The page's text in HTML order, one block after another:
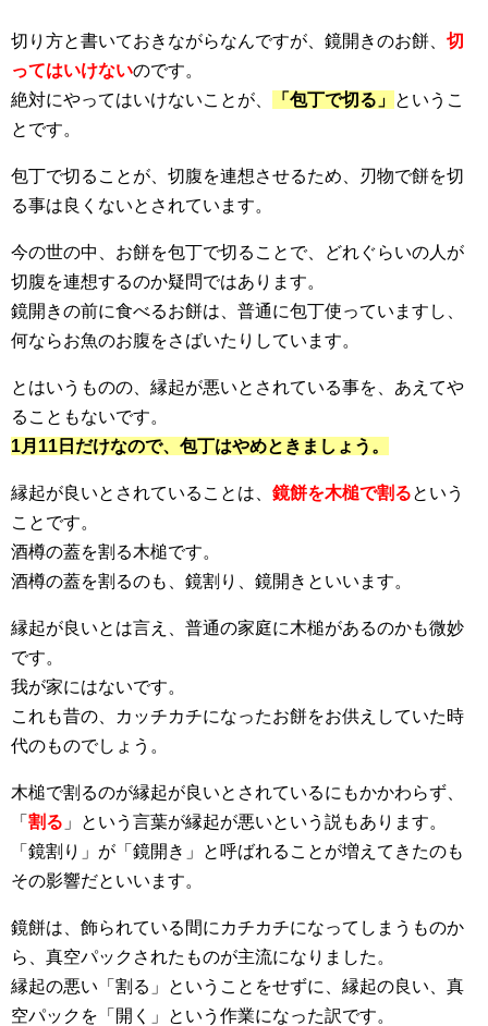
切り方と書いておきながらなんですが、鏡開きのお餅、 切
ってはいけないのです。
絶対にやってはいけないことが、
「包丁で切る」 というこ
とです。
包丁で切ることが、切腹を連想させるため、刃物で餅を切
る事は良くないとされています。
今の世の中、お餅を包丁で切ることで、どれぐらいの人が
切腹を連想するのか疑問ではあります。
鏡開きの前に食べるお餅は、普通に包丁使っていますし、
何ならお魚のお腹をさばいたりしています。
とはいうものの、縁起が悪いとされている事を、あえてや
ることもないです。
1月11日だけなので、包丁はやめときましょう。
縁起が良いとされていることは、 鏡餅を木槌で割るという
ことです。
酒樽の蓋を割る木槌です。
酒樽の蓋を割るのも、鏡割り、鏡開きといいます。
縁起が良いとは言え、普通の家庭に木槌があるのかも微妙
です。
我が家にはないです。
これも昔の、カッチカチになったお餅をお供えしていた時
代のものでしょう。
木槌で割るのが縁起が良いとされているにもかかわらず、
「 割る 」という言葉が縁起が悪いという説もあります。
「鏡割り」が「鏡開き」と呼ばれることが増えてきたのも
その影響だといいます。
鏡餅は、飾られている間にカチカチになってしまうものか
ら、真空パックされたものが主流になりました。
縁起の悪い「割る」ということをせずに、縁起の良い、真
空パックを「開く」という作業になった訳です。